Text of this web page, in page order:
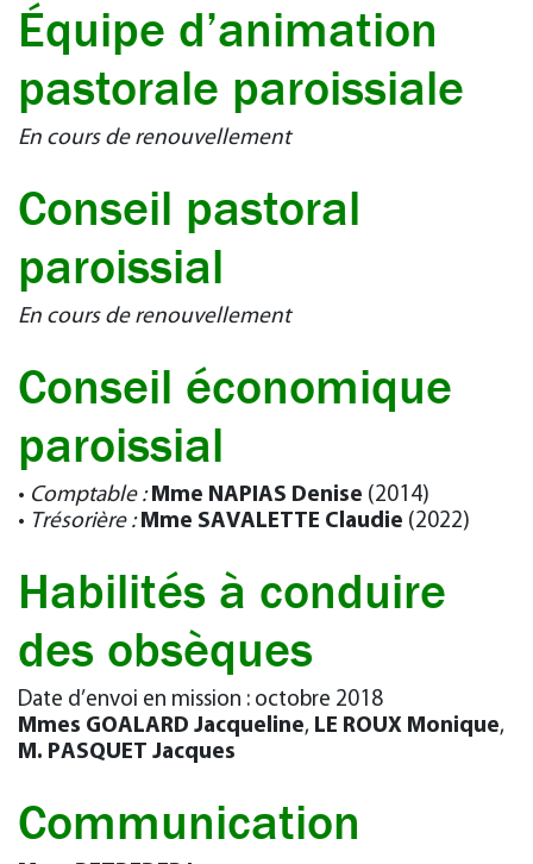
Équipe d’animation
pastorale paroissiale
En cours de renouvellement
Conseil pastoral
paroissial
En cours de renouvellement
Conseil économique
paroissial
• Comptable :Mme NAPIAS Denise (2014)
• Trésorière :Mme SAVALETTE Claudie (2022)
Habilités à conduire
des obsèques
Date d’envoi en mission : octobre 2018
Mmes GOALARD Jacqueline, LE ROUX Monique,
M. PASQUET Jacques
Communication